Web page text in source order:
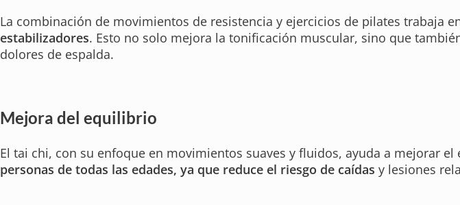
La combinación de movimientos de resistencia y ejercicios de pilates trabaja
estabilizadores. Esto no solo mejora la tonificación muscular, sino que
dolores de espalda.
Mejora del equilibrio
El tai chi, con su enfoque en movimientos suaves y fluidos, ayuda a mejorar
personas de todas las edades, ya que reduce el riesgo de caídas y lesiones